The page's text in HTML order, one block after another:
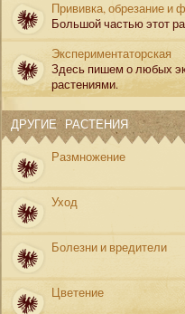
Прививка, обрезание и
Большой частью этот
Экспериментаторская
Здесь пишем о любых
растениями.
ДРУГИЕ РАСТЕНИЯ
Размножение
Уход
Болезни и вредители
Цветение